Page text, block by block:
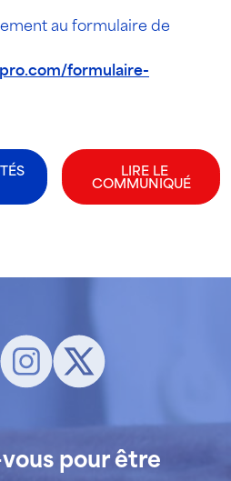
au formulaire de
formulaire-
LIRE LE
COMMUNIQUÉ
pour être